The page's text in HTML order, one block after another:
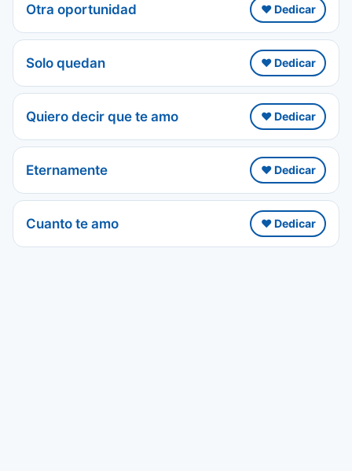
Otra oportunidad ❤️ Dedicar
Solo quedan ❤️ Dedicar
Quiero decir que te amo ❤️ Dedicar
Eternamente ❤️ Dedicar
Cuanto te amo ❤️ Dedicar